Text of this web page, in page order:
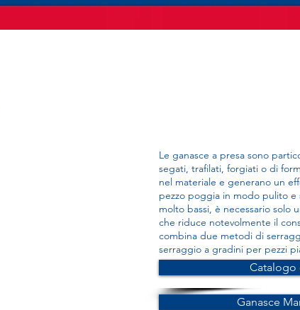
Le ganasce a presa sono
segati, trafilati, forgiati o di
nel materiale e generano un
pezzo poggia in modo pulito e
molto bassi, è necessario solo
che riduce notevolmente il
combina due metodi di
serraggio a gradini per pezzi
Catalogo
Ganasce